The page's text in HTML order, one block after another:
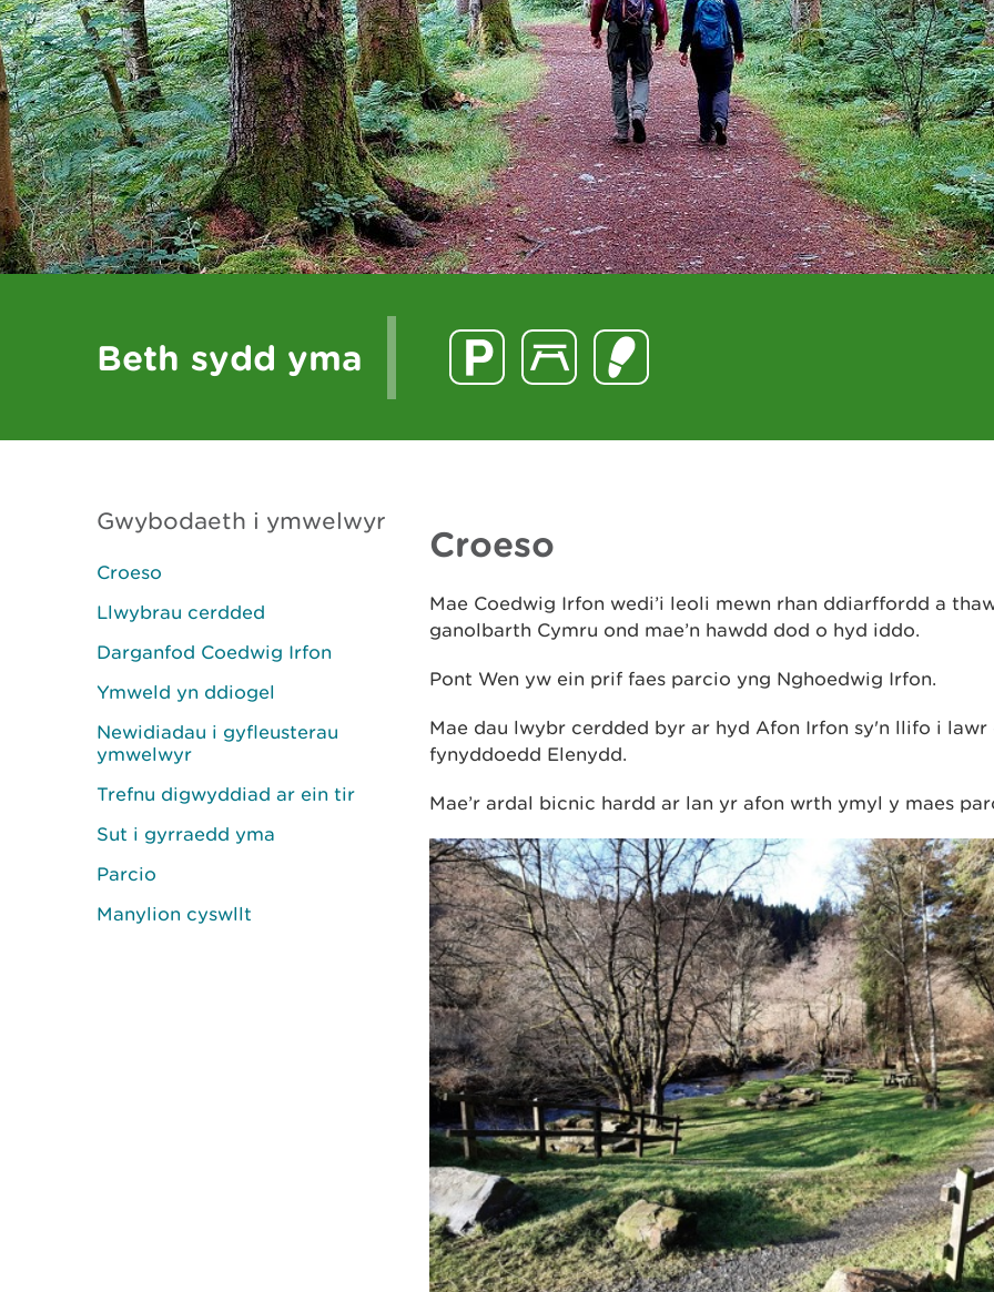
Beth sydd yma
Gwybodaeth i ymwelwyr
Croeso
Llwybrau cerdded
Darganfod Coedwig Irfon
Ymweld yn ddiogel
Newidiadau i gyfleusterau
ymwelwyr
Trefnu digwyddiad ar ein tir
Sut i gyrraedd yma
Parcio
Manylion cyswllt
Croeso
Mae Coedwig Irfon wedi’i leoli mewn rhan ddiarffordd a
ganolbarth Cymru ond mae’n hawdd dod o hyd iddo.
Pont Wen yw ein prif faes parcio yng Nghoedwig Irfon.
Mae dau lwybr cerdded byr ar hyd Afon Irfon sy'n llifo i lawr
fynyddoedd Elenydd.
Mae’r ardal bicnic hardd ar lan yr afon wrth ymyl y maes